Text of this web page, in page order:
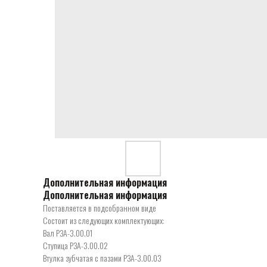
Дополнительная информация
Дополнительная информация
Поставляется в подсобранном виде
Состоит из следующих комплектующих:
Вал РЗА-3.00.01
Ступица РЗА-3.00.02
Втулка зубчатая с пазами РЗА-3.00.03